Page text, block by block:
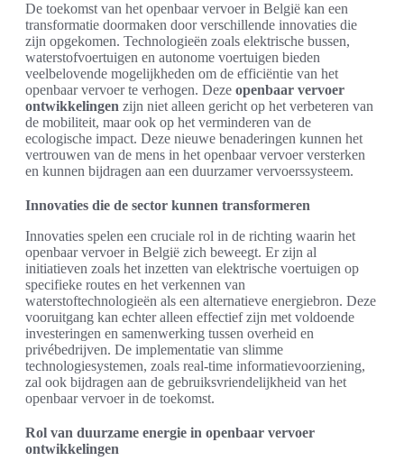
De toekomst van het openbaar vervoer in België kan een
transformatie doormaken door verschillende innovaties die
zijn opgekomen. Technologieën zoals elektrische bussen,
waterstofvoertuigen en autonome voertuigen bieden
veelbelovende mogelijkheden om de efficiëntie van het
openbaar vervoer te verhogen. Deze openbaar vervoer
ontwikkelingen zijn niet alleen gericht op het verbeteren van
de mobiliteit, maar ook op het verminderen van de
ecologische impact. Deze nieuwe benaderingen kunnen het
vertrouwen van de mens in het openbaar vervoer versterken
en kunnen bijdragen aan een duurzamer vervoerssysteem.
Innovaties die de sector kunnen transformeren
Innovaties spelen een cruciale rol in de richting waarin het
openbaar vervoer in België zich beweegt. Er zijn al
initiatieven zoals het inzetten van elektrische voertuigen op
specifieke routes en het verkennen van
waterstoftechnologieën als een alternatieve energiebron. Deze
vooruitgang kan echter alleen effectief zijn met voldoende
investeringen en samenwerking tussen overheid en
privébedrijven. De implementatie van slimme
technologiesystemen, zoals real-time informatievoorziening,
zal ook bijdragen aan de gebruiksvriendelijkheid van het
openbaar vervoer in de toekomst.
Rol van duurzame energie in openbaar vervoer
ontwikkelingen